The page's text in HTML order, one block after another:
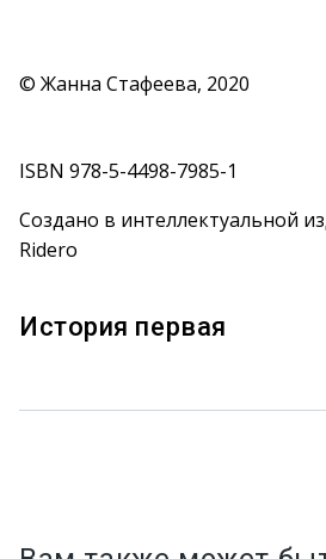
© Жанна Стафеева, 2020
ISBN 978-5-4498-7985-1
Создано в интеллектуальной
Ridero
История первая